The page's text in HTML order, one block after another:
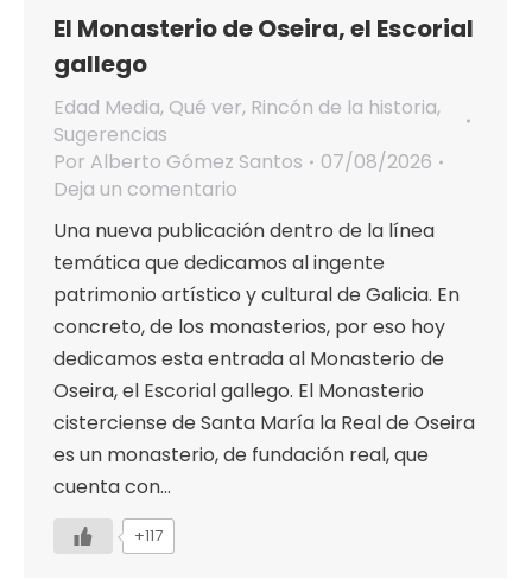
El Monasterio de Oseira, el Escorial
gallego
Edad Media, Qué ver, Rincón de la historia,
Sugerencias
Por Alberto Gómez Santos
07/08/2026
Deja un comentario
Una nueva publicación dentro de la línea
temática que dedicamos al ingente
patrimonio artístico y cultural de Galicia. En
concreto, de los monasterios, por eso hoy
dedicamos esta entrada al Monasterio de
Oseira, el Escorial gallego. El Monasterio
cisterciense de Santa María la Real de Oseira
es un monasterio, de fundación real, que
cuenta con…
+117